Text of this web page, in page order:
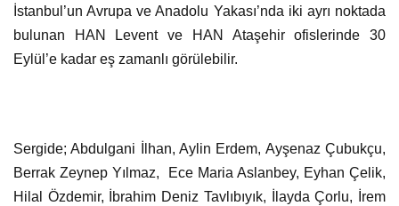
İstanbul’un Avrupa ve Anadolu Yakası’nda iki ayrı noktada
bulunan HAN Levent ve HAN Ataşehir ofislerinde 30
Eylül’e kadar eş zamanlı görülebilir.
Sergide; Abdulgani İlhan, Aylin Erdem, Ayşenaz Çubukçu,
Berrak Zeynep Yılmaz, Ece Maria Aslanbey, Eyhan Çelik,
Hilal Özdemir, İbrahim Deniz Tavlıbıyık, İlayda Çorlu, İrem